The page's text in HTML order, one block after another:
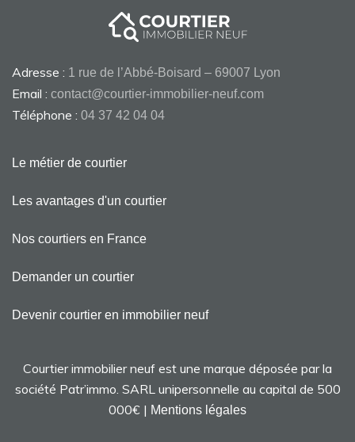
Adresse : 1 rue de l’Abbé-Boisard – 69007 Lyon
Email : contact@courtier-immobilier-neuf.com
Téléphone : 04 37 42 04 04
Le métier de courtier
Les avantages d'un courtier
Nos courtiers en France
Demander un courtier
Devenir courtier en immobilier neuf
Courtier immobilier neuf est une marque déposée par la
société Patr’immo. SARL unipersonnelle au capital de 500
000€ | Mentions légales